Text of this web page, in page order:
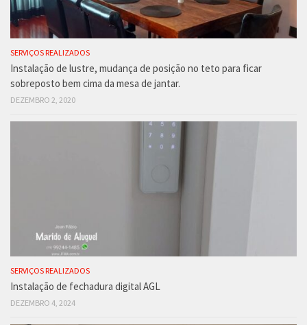
SERVIÇOS REALIZADOS
Instalação de lustre, mudança de posição no teto para ficar
sobreposto bem cima da mesa de jantar.
DEZEMBRO 2, 2020
SERVIÇOS REALIZADOS
Instalação de fechadura digital AGL
DEZEMBRO 4, 2024